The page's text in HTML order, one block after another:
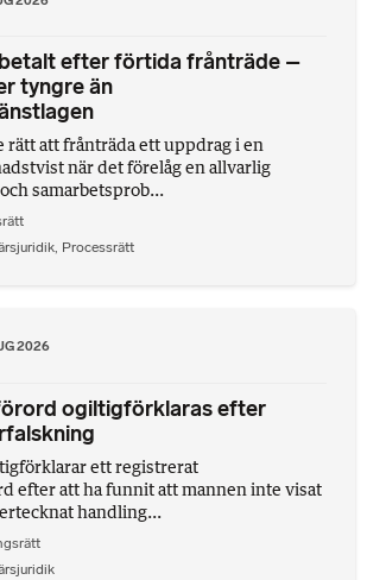
efter förtida frånträde –
tyngre än
rätt att frånträda ett uppdrag i en
när det förelåg en allvarlig
samarbetsprob...
, Processrätt
2026
ogiltigförklaras efter
ett registrerat
efter att ha funnit att mannen inte visat
handling...